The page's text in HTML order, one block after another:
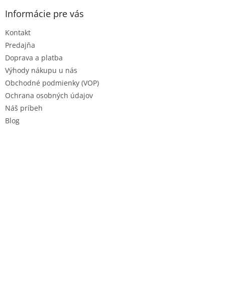
Informácie pre vás
Kontakt
Predajňa
Doprava a platba
Výhody nákupu u nás
Obchodné podmienky (VOP)
Ochrana osobných údajov
Náš príbeh
Blog